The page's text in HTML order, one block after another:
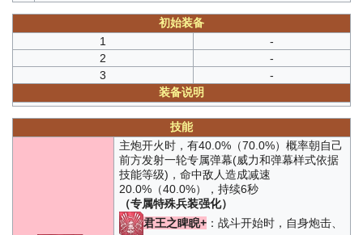
初始装备
1
-
2
-
3
-
装备说明
技能
主炮开火时，有40.0%（70.0%）概率朝自己
前方发射一轮专属弹幕(威力和弹幕样式依据
技能等级)，命中敌人造成减速
20.0%（40.0%），持续6秒
（专属特殊兵装强化）
君王之睥睨+：战斗开始时，自身炮击、